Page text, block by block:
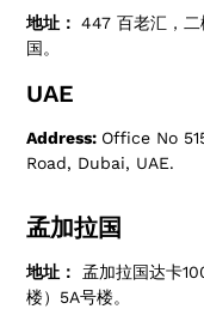
地址：447 百老汇，
国。
UAE
Address: Office No
Road, Dubai, UAE.
孟加拉国
地址：
孟加拉国达卡
楼）5A号楼。